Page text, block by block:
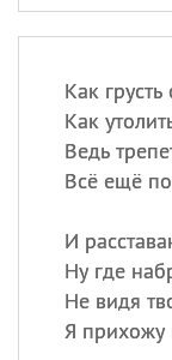
Как
Как
Ведь
Всё ещё
И
Ну где
Не видя
Я прихожу